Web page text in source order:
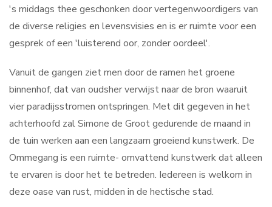
's middags thee geschonken door vertegenwoordigers van
de diverse religies en levensvisies en is er ruimte voor een
gesprek of een 'luisterend oor, zonder oordeel'.
Vanuit de gangen ziet men door de ramen het groene
binnenhof, dat van oudsher verwijst naar de bron waaruit
vier paradijsstromen ontspringen. Met dit gegeven in het
achterhoofd zal Simone de Groot gedurende de maand in
de tuin werken aan een langzaam groeiend kunstwerk. De
Ommegang is een ruimte- omvattend kunstwerk dat alleen
te ervaren is door het te betreden. Iedereen is welkom in
deze oase van rust, midden in de hectische stad.